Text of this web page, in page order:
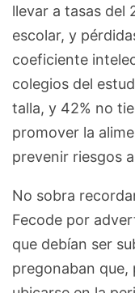
llevar a tasas del
escolar, y
coeficiente
colegios del
talla, y 42% no
promover la
prevenir riesgos
No sobra
Fecode por
que debían ser
pregonaban que,